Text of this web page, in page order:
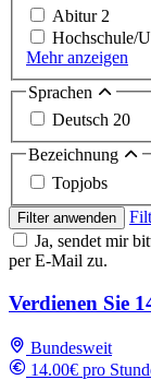
Abitur 2
Hochschule/
Mehr anzeigen
Sprachen
Deutsch 20
Bezeichnung
Topjobs
Filter anwenden
Ja, sendet mir
per E-Mail zu.
Verdienen Sie
Bundesweit
14.00€ pro